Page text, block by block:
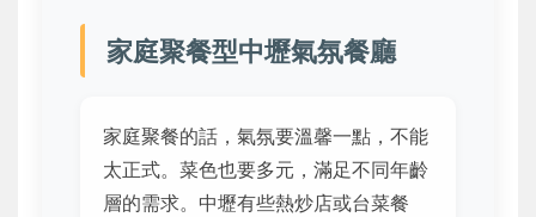
家庭聚餐型中壢氣氛餐廳
家庭聚餐的話，氣氛要溫馨一點，不能
太正式。菜色也要多元，滿足不同年齡
層的需求。中壢有些熱炒店或台菜餐